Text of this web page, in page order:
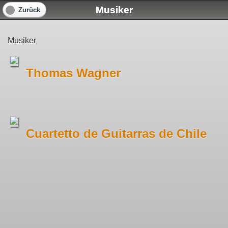
Musiker
Zurück
Musiker
Thomas Wagner
Cuartetto de Guitarras de Chile